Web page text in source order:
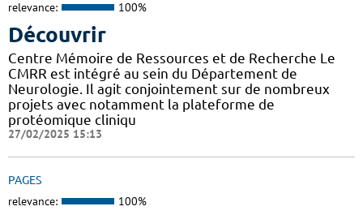
relevance: 100%
Découvrir
Centre Mémoire de Ressources et de Recherche Le
CMRR est intégré au sein du Département de
Neurologie. Il agit conjointement sur de nombreux
projets avec notamment la plateforme de
protéomique cliniqu
27/02/2025 15:13
PAGES
relevance: 100%